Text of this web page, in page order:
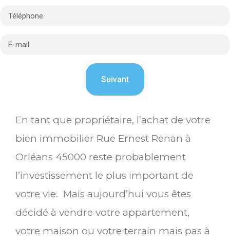
En tant que propriétaire, l’achat de votre
bien immobilier Rue Ernest Renan à
Orléans 45000 reste probablement
l’investissement le plus important de
votre vie. Mais aujourd’hui vous êtes
décidé à vendre votre appartement,
votre maison ou votre terrain mais pas à